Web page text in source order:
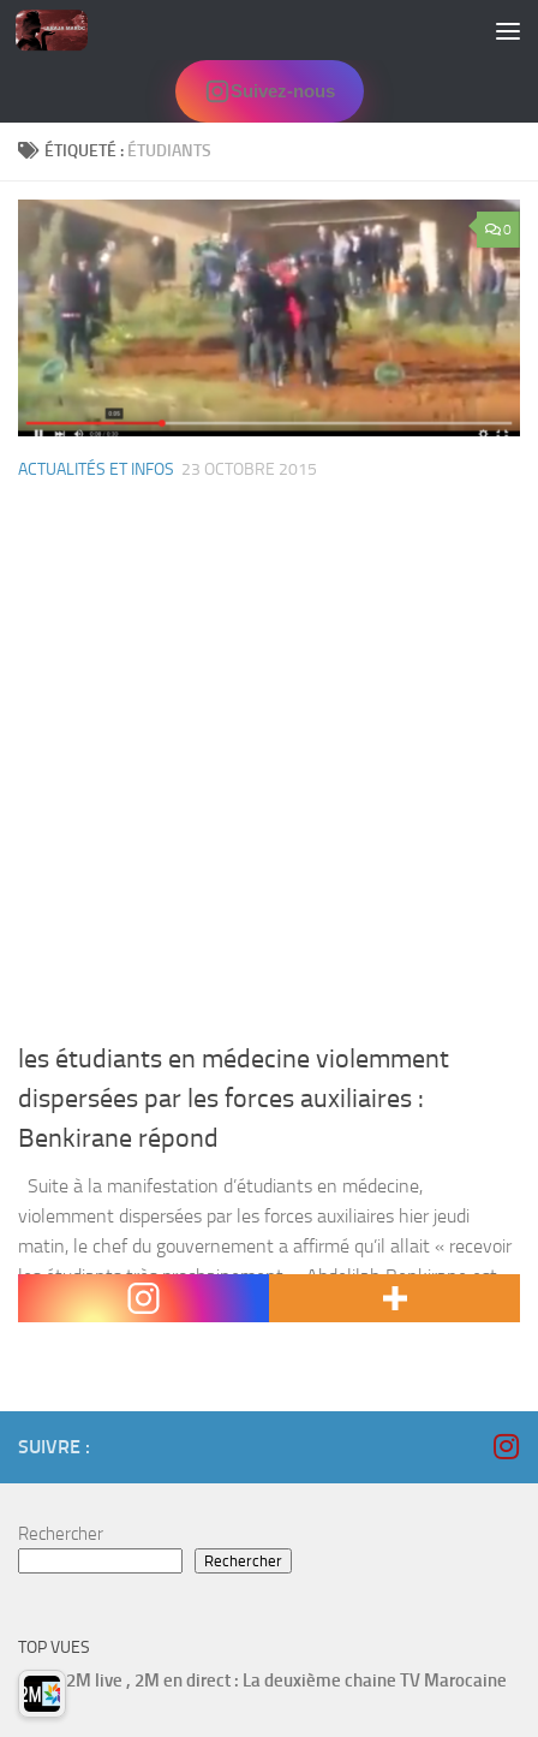
Skip to content
Suivez-nous
ÉTIQUETÉ : ÉTUDIANTS
0
ACTUALITÉS ET INFOS 23 OCTOBRE 2015
les étudiants en médecine violemment
dispersées par les forces auxiliaires :
Benkirane répond
Suite à la manifestation d’étudiants en médecine,
violemment dispersées par les forces auxiliaires hier jeudi
matin, le chef du gouvernement a affirmé qu’il allait « recevoir
les étudiants très prochainement ». Abdelilah Benkirane est
SUIVRE :
Rechercher
Rechercher
TOP VUES
2M live , 2M en direct : La deuxième chaine TV Marocaine